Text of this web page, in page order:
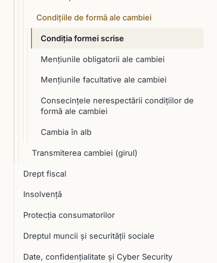
Condiţiile de formă ale cambiei
Condiţia formei scrise
Menţiunile obligatorii ale cambiei
Menţiunile facultative ale cambiei
Consecinţele nerespectării condiţiilor de
formă ale cambiei
Cambia în alb
Transmiterea cambiei (girul)
Drept fiscal
Insolvență
Protecția consumatorilor
Dreptul muncii și securității sociale
Date, confidențialitate și Cyber Security